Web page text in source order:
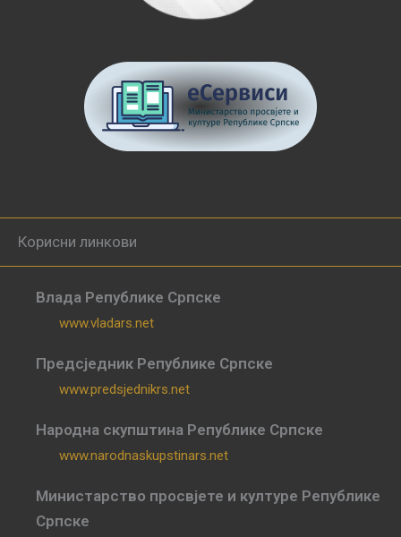
Корисни линкови
Влада Републике Српске
www.vladars.net
Предсједник Републике Српске
www.predsjednikrs.net
Народна скупштина Републике Српске
www.narodnaskupstinars.net
Министарство просвјете и културе Републике
Српске